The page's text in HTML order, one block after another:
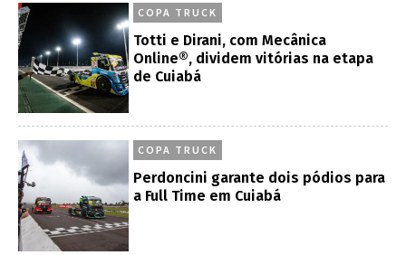
COPA TRUCK
Totti e Dirani, com Mecânica
Online®, dividem vitórias na etapa
de Cuiabá
COPA TRUCK
Perdoncini garante dois pódios para
a Full Time em Cuiabá